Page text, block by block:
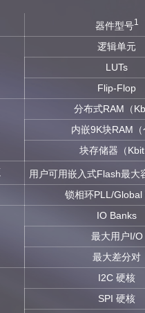
器件型号1
逻辑单元
LUTs
Flip-Flop
分布式RAM（
内嵌9K块RAM（
块存储器（Kbit
用户可用嵌入式Flash最大
锁相环PLL/Global
IO Banks
最大用户I/O
最大差分对
I2C 硬核
SPI 硬核